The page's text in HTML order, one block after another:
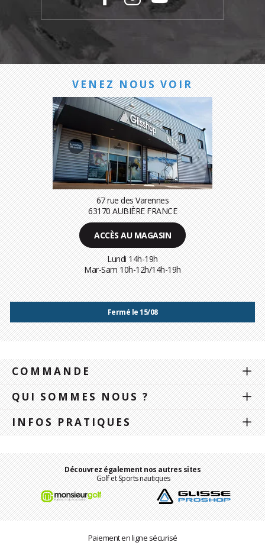
VENEZ NOUS VOIR
67 rue des Varennes
63170 AUBIÈRE FRANCE
ACCÈS AU MAGASIN
Lundi 14h-19h
Mar-Sam 10h-12h/14h-19h
Fermé le 15/08
COMMANDE
QUI SOMMES NOUS ?
INFOS PRATIQUES
Découvrez également nos autres sites
Golf et Sports nautiques
Paiement en ligne sécurisé